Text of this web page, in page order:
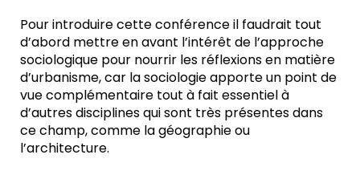
Pour introduire cette conférence il faudrait tout
d’abord mettre en avant l’intérêt de l’approche
sociologique pour nourrir les réflexions en matière
d’urbanisme, car la sociologie apporte un point de
vue complémentaire tout à fait essentiel à
d’autres disciplines qui sont très présentes dans
ce champ, comme la géographie ou
l’architecture.